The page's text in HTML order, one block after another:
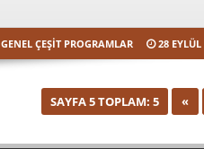
GENEL ÇEŞIT PROGRAMLAR 28 EYLÜL
SAYFA 5 TOPLAM: 5
«